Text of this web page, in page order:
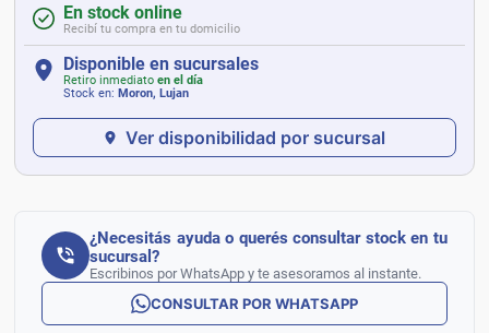
En stock online
Recibí tu compra en tu domicilio
Disponible en sucursales
Retiro inmediato en el día
Stock en: Moron, Lujan
Ver disponibilidad por sucursal
¿Necesitás ayuda o querés consultar stock en tu
sucursal?
Escribinos por WhatsApp y te asesoramos al instante.
CONSULTAR POR WHATSAPP